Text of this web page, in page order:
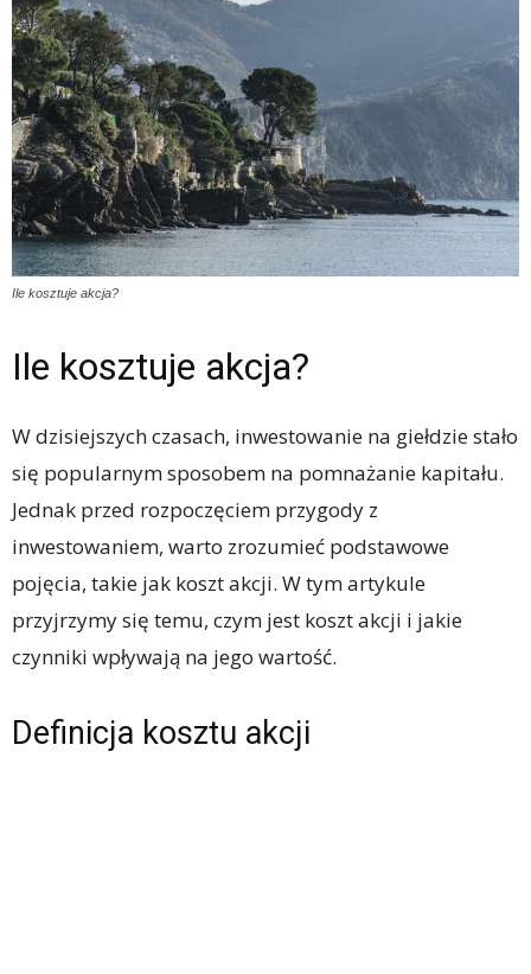
Ile kosztuje akcja?
Ile kosztuje akcja?
W dzisiejszych czasach, inwestowanie na giełdzie stało
się popularnym sposobem na pomnażanie kapitału.
Jednak przed rozpoczęciem przygody z
inwestowaniem, warto zrozumieć podstawowe
pojęcia, takie jak koszt akcji. W tym artykule
przyjrzymy się temu, czym jest koszt akcji i jakie
czynniki wpływają na jego wartość.
Definicja kosztu akcji